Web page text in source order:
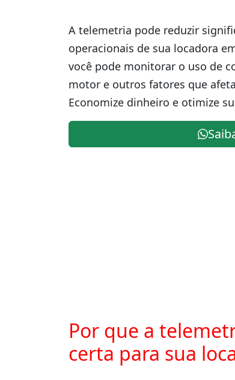
A telemetria pode reduzir
operacionais de sua locadora
você pode monitorar o uso de
motor e outros fatores que
Economize dinheiro e otimize
Por que a
certa para sua